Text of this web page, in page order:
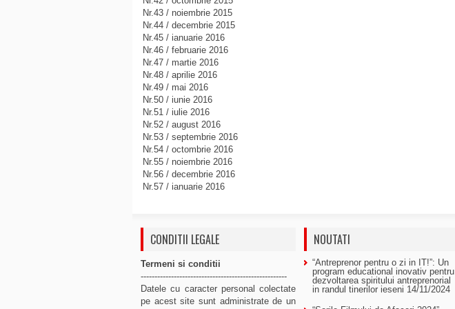
Nr.43 / noiembrie 2015
Nr.44 / decembrie 2015
Nr.45 / ianuarie 2016
Nr.46 / februarie 2016
Nr.47 / martie 2016
Nr.48 / aprilie 2016
Nr.49 / mai 2016
Nr.50 / iunie 2016
Nr.51 / iulie 2016
Nr.52 / august 2016
Nr.53 / septembrie 2016
Nr.54 / octombrie 2016
Nr.55 / noiembrie 2016
Nr.56 / decembrie 2016
Nr.57 / ianuarie 2016
CONDITII LEGALE
Termeni si conditii
-----------------------------------------------------
Datele cu caracter personal colectate
pe acest site sunt administrate de un
NOUTATI
“Antreprenor pentru o zi in IT!”: Un
program educational inovativ pentru
dezvoltarea spiritului antreprenorial
in randul tinerilor ieseni 14/11/2024